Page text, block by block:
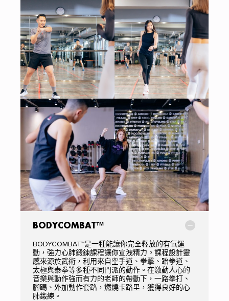
BODYCOMBAT™
BODYCOMBAT™是一種能讓你完全釋放的有氧運
動，強力心肺鍛鍊課程讓你宣洩精力。課程設計靈
感來源於武術，利用來自空手道、拳擊、跆拳道、
太極與泰拳等多種不同門派的動作。在激動人心的
音樂與動作強而有力的老師的帶動下，一路拳打、
腳踢、外加動作套路，燃燒卡路里，獲得良好的心
肺鍛練。